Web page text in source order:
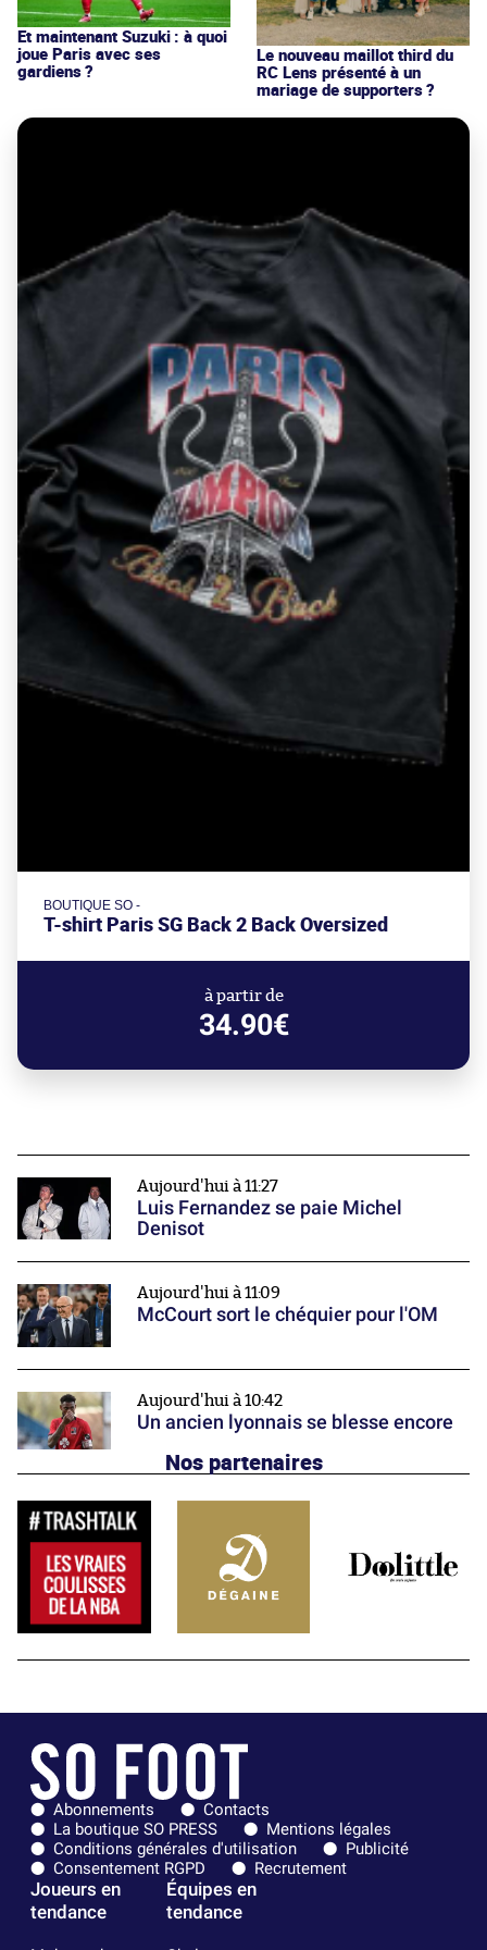
Et maintenant Suzuki : à quoi
joue Paris avec ses
gardiens ?
Le nouveau maillot third du
RC Lens présenté à un
mariage de supporters ?
BOUTIQUE SO -
T-shirt Paris SG Back 2 Back Oversized
à partir de
34.90€
Aujourd'hui à 11:27
Luis Fernandez se paie Michel
Denisot
Aujourd'hui à 11:09
McCourt sort le chéquier pour l'OM
Aujourd'hui à 10:42
Un ancien lyonnais se blesse encore
Nos partenaires
Abonnements
Contacts
La boutique SO PRESS
Mentions légales
Conditions générales d'utilisation
Publicité
Consentement RGPD
Recrutement
Joueurs en
tendance
Équipes en
tendance